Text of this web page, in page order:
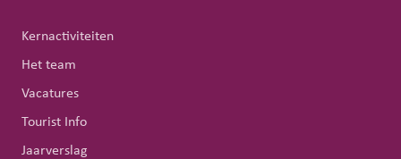
Kernactiviteiten
Het team
Vacatures
Tourist Info
Jaarverslag